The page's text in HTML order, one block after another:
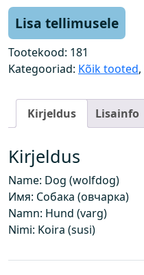
(
h
u
k
o
g
u
s
Lisa tellimusele
Tootekood: 181
Kategooriad: Kõik tooted,
Kirjeldus Lisainfo
Kirjeldus
Name: Dog (wolfdog)
Имя: Собака (овчарка)
Namn: Hund (varg)
Nimi: Koira (susi)